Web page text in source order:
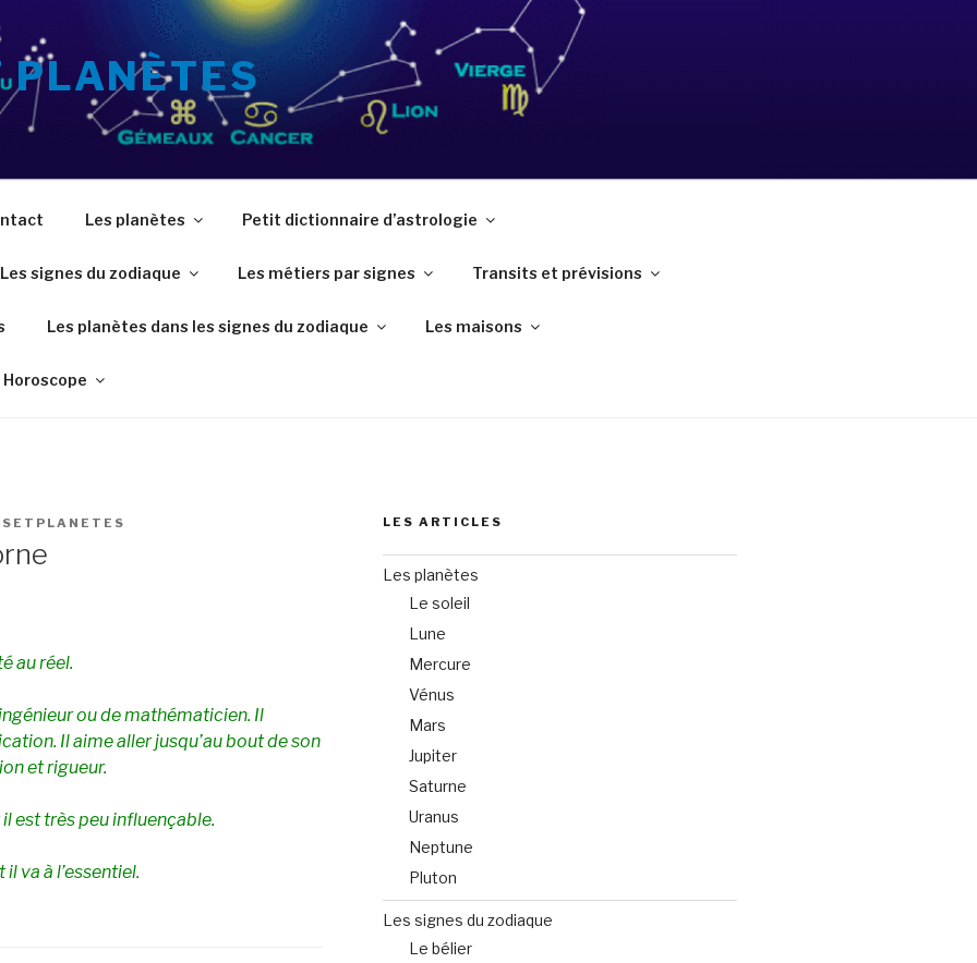
PLANÈTES
Les planètes Petit dictionnaire d’astrologie
Les signes du zodiaque Les métiers par signes Transits et prévisions
Les planètes dans les signes du zodiaque Les maisons
Horoscope
au réel.
ou de mathématicien. Il
Il aime aller jusqu’au bout de son
et rigueur.
est très peu influençable.
va à l’essentiel.
LES ARTICLES
Les planètes
Le soleil
Lune
Mercure
Vénus
Mars
Jupiter
Saturne
Uranus
Neptune
Pluton
Les signes du zodiaque
Le bélier